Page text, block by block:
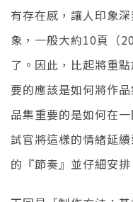
有存在感，讓人印象
象，一般大約10頁（
了。因此，比起將重
要的應該是如何將作
品集重要的是如何在
試官將這樣的情緒延
的『節奏』並仔細安排